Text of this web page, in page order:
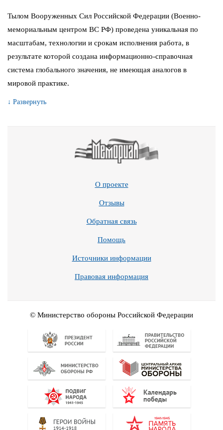
Тылом Вооруженных Сил Российской Федерации (Военно-
мемориальным центром ВС РФ) проведена уникальная по
масштабам, технологии и срокам исполнения работа, в
результате которой создана информационно-справочная
система глобального значения, не имеющая аналогов в
мировой практике.
↓ Развернуть
О проекте
Отзывы
Обратная связь
Помощь
Источники информации
Правовая информация
© Министерство обороны Российской Федерации